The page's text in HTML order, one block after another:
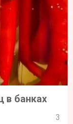
в банках
3